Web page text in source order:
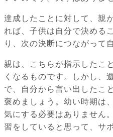
達成したことに対して、親
れば、子供は自分で決める
り、次の決断につながって
親は、こちらが指示したこ
くなるものです。しかし、
で、自分から言い出したこ
褒めましょう。幼い時期は
気にする必要はありませ
習をしていると思って、サ